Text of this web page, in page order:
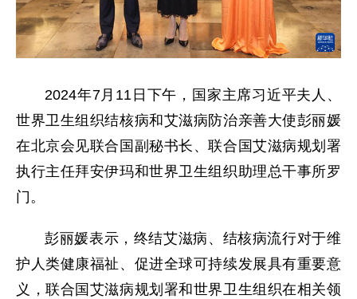
2024年7月11日下午，国家主席习近平夫人、
世界卫生组织结核病和艾滋病防治亲善大使彭丽媛
在北京会见联合国副秘书长、联合国艾滋病规划署
执行主任拜安伊玛和世界卫生组织助理总干事所罗
门。
彭丽媛表示，终结艾滋病、结核病流行对于维
护人类健康福祉、促进全球可持续发展具有重要意
义，联合国艾滋病规划署和世界卫生组织在相关领